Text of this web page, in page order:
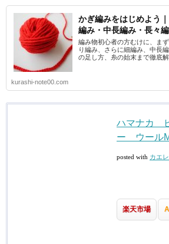
かぎ編みをはじめよう
編み・中長編み・長々
編み物初心者の方むけに、ま
り編み、さらに細編み、中長
の足し方、糸の始末まで徹底解
kurashi-note00.com
ハマナカ
ー ウール
posted with カエ
楽天市場